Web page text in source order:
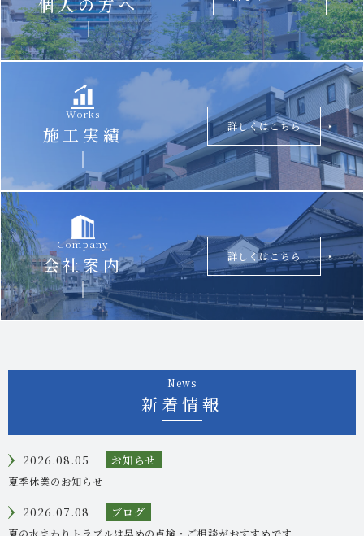
Works
施工実績 詳しくはこちら
Company
会社案内 詳しくはこちら
News
新着情報
2026.08.05 お知らせ
夏季休業のお知らせ
2026.07.08 ブログ
夏の水まわりトラブルは早めの点検・ご相談がおすすめです